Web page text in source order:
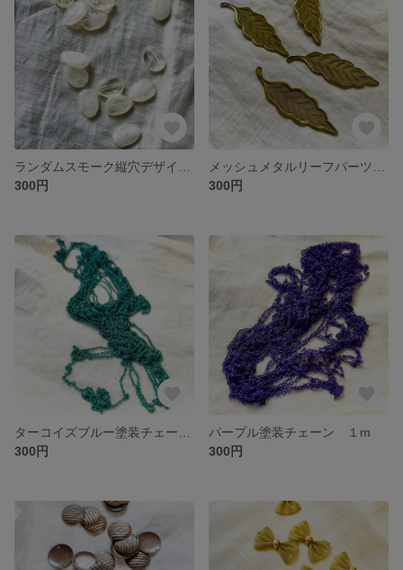
300円
300円
300円
パープル塗装チェーン １m
300円